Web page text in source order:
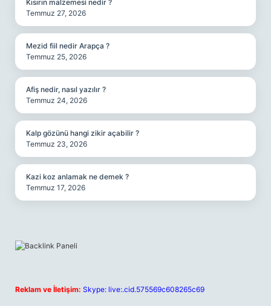
Kısırın malzemesi nedir ?
Temmuz 27, 2026
Mezid fiil nedir Arapça ?
Temmuz 25, 2026
Afiş nedir, nasıl yazılır ?
Temmuz 24, 2026
Kalp gözünü hangi zikir açabilir ?
Temmuz 23, 2026
Kazi koz anlamak ne demek ?
Temmuz 17, 2026
Reklam ve İletişim: Skype: live:.cid.575569c608265c69